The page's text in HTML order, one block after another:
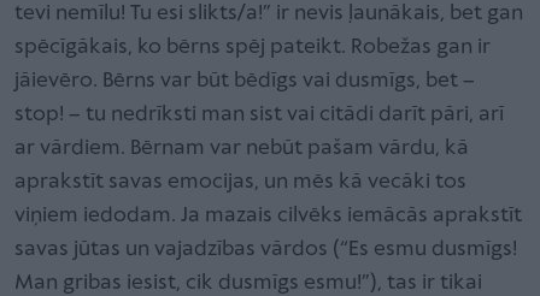
tevi nemīlu! Tu esi slikts/a!” ir nevis ļaunākais, bet gan
spēcīgākais, ko bērns spēj pateikt. Robežas gan ir
jāievēro. Bērns var būt bēdīgs vai dusmīgs, bet –
stop! – tu nedrīksti man sist vai citādi darīt pāri, arī
ar vārdiem. Bērnam var nebūt pašam vārdu, kā
aprakstīt savas emocijas, un mēs kā vecāki tos
viņiem iedodam. Ja mazais cilvēks iemācās aprakstīt
savas jūtas un vajadzības vārdos (“Es esmu dusmīgs!
Man gribas iesist, cik dusmīgs esmu!”), tas ir tikai